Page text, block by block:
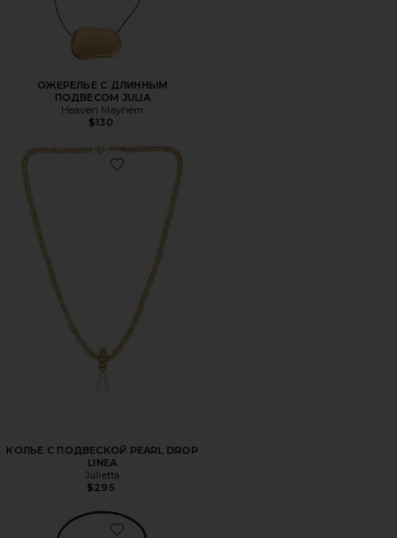
ОЖЕРЕЛЬЕ С ДЛИННЫМ
ПОДВЕСОМ JULIA
Heaven Mayhem
$130
Favorite КОЛЬЕ С ПОДВЕСКОЙ PEARL DROP LINEA
КОЛЬЕ С ПОДВЕСКОЙ PEARL DROP
LINEA
Julietta
$295